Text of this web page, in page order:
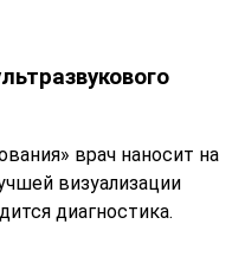
врач наносит на
визуализации
диагностика.